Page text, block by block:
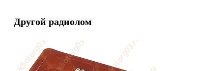
Другой радиолом